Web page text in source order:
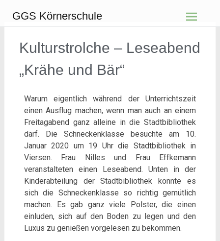
GGS Körnerschule
Kulturstrolche – Leseabend
„Krähe und Bär“
Warum eigentlich während der Unterrichtszeit
einen Ausflug machen, wenn man auch an einem
Freitagabend ganz alleine in die Stadtbibliothek
darf. Die Schneckenklasse besuchte am 10.
Januar 2020 um 19 Uhr die Stadtbibliothek in
Viersen. Frau Nilles und Frau Effkemann
veranstalteten einen Leseabend. Unten in der
Kinderabteilung der Stadtbibliothek konnte es
sich die Schneckenklasse so richtig gemütlich
machen. Es gab ganz viele Polster, die einen
einluden, sich auf den Boden zu legen und den
Luxus zu genießen vorgelesen zu bekommen.